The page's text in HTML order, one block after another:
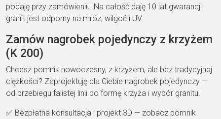
podaję przy zamówieniu. Na całość daję 10 lat gwarancji:
granit jest odporny na mróz, wilgoć i UV.
Zamów nagrobek pojedynczy z krzyżem
(K 200)
Chcesz pomnik nowoczesny, z krzyżem, ale bez tradycyjnej
ciężkości? Zaprojektuję dla Ciebie nagrobek pojedynczy —
od przebiegu falistej linii po formę krzyża i wybór granitu.
✅ Bezpłatna konsultacja i projekt 3D — zobacz pomnik